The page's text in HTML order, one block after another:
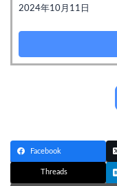
2024年10月11日
Facebook
Threads